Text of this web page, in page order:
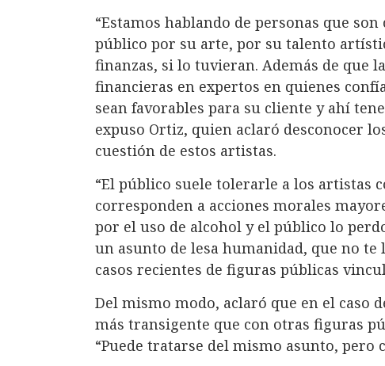
“Estamos hablando de personas que
público por su arte, por su talento
finanzas, si lo tuvieran. Además de que
financieras en expertos en quienes
sean favorables para su cliente y ahí
expuso Ortiz, quien aclaró desconocer
cuestión de estos artistas.
“El público suele tolerarle a los artistas
corresponden a acciones morales
por el uso de alcohol y el público lo
un asunto de lesa humanidad, que no te
casos recientes de figuras públicas
Del mismo modo, aclaró que en el caso
más transigente que con otras figuras
“Puede tratarse del mismo asunto, pero